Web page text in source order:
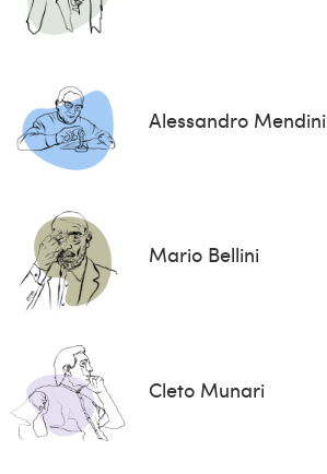
Alessandro Mendini
Mario Bellini
Cleto Munari